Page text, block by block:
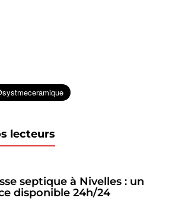
lecteurs
septique à Nivelles : un
disponible 24h/24